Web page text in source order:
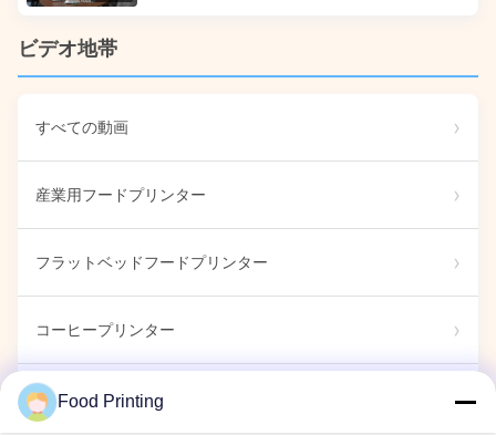
ビデオ地帯
すべての動画
産業用フードプリンター
フラットベッドフードプリンター
コーヒープリンター
食用 標識
Food Printing